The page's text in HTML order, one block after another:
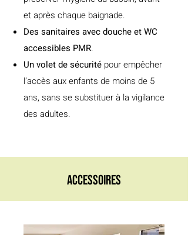
et après chaque baignade.
​Des sanitaires avec douche et WC
accessibles PMR.
Un volet de sécurité pour empêcher
l’accès aux enfants de moins de 5
ans, sans se substituer à la vigilance
des adultes.
Accessoires